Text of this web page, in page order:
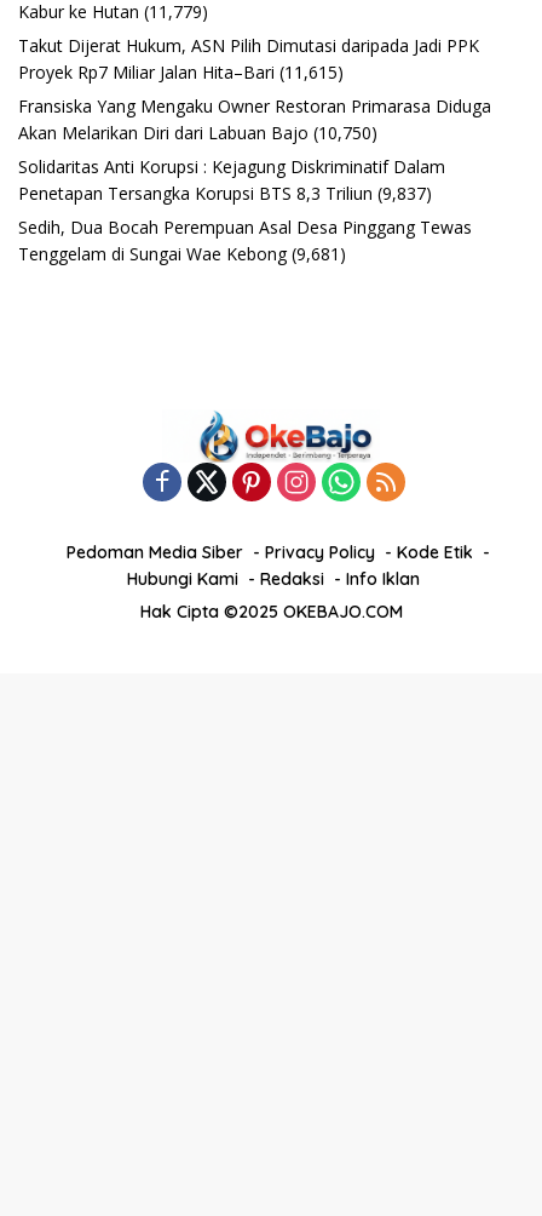
Kabur ke Hutan (11,779)
Takut Dijerat Hukum, ASN Pilih Dimutasi daripada Jadi PPK
Proyek Rp7 Miliar Jalan Hita–Bari (11,615)
Fransiska Yang Mengaku Owner Restoran Primarasa Diduga
Akan Melarikan Diri dari Labuan Bajo (10,750)
Solidaritas Anti Korupsi : Kejagung Diskriminatif Dalam
Penetapan Tersangka Korupsi BTS 8,3 Triliun (9,837)
Sedih, Dua Bocah Perempuan Asal Desa Pinggang Tewas
Tenggelam di Sungai Wae Kebong (9,681)
Pedoman Media Siber Privacy Policy
Kode Etik
Hubungi Kami
Redaksi
Info Iklan
Hak Cipta ©2025 OKEBAJO.COM